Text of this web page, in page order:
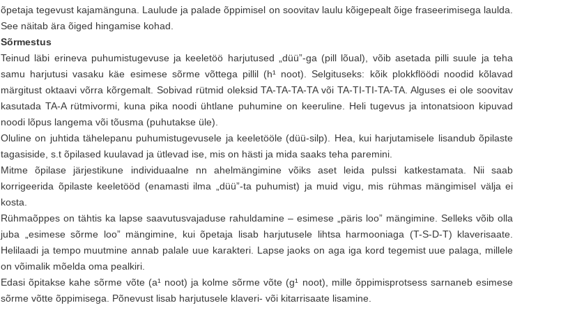
õpetaja tegevust kajamänguna. Laulude ja palade õppimisel on soovitav laulu kõigepealt õige fraseerimisega laulda.
See näitab ära õiged hingamise kohad.
Sõrmestus
Teinud läbi erineva puhumistugevuse ja keeletöö harjutused „düü”-ga (pill lõual), võib asetada pilli suule ja teha
samu harjutusi vasaku käe esimese sõrme võttega pillil (h¹ noot). Selgituseks: kõik plokkflöödi noodid kõlavad
märgitust oktaavi võrra kõrgemalt. Sobivad rütmid oleksid TA-TA-TA-TA või TA-TI-TI-TA-TA. Alguses ei ole soovitav
kasutada TA-A rütmivormi, kuna pika noodi ühtlane puhumine on keeruline. Heli tugevus ja intonatsioon kipuvad
noodi lõpus langema või tõusma (puhutakse üle).
Oluline on juhtida tähelepanu puhumistugevusele ja keeletööle (düü-silp). Hea, kui harjutamisele lisandub õpilaste
tagasiside, s.t õpilased kuulavad ja ütlevad ise, mis on hästi ja mida saaks teha paremini.
Mitme õpilase järjestikune individuaalne nn ahelmängimine võiks aset leida pulssi katkestamata. Nii saab
korrigeerida õpilaste keeletööd (enamasti ilma „düü”-ta puhumist) ja muid vigu, mis rühmas mängimisel välja ei
kosta.
Rühmaõppes on tähtis ka lapse saavutusvajaduse rahuldamine – esimese „päris loo” mängimine. Selleks võib olla
juba „esimese sõrme loo” mängimine, kui õpetaja lisab harjutusele lihtsa harmooniaga (T-S-D-T) klaverisaate.
Helilaadi ja tempo muutmine annab palale uue karakteri. Lapse jaoks on aga iga kord tegemist uue palaga, millele
on võimalik mõelda oma pealkiri.
Edasi õpitakse kahe sõrme võte (a¹ noot) ja kolme sõrme võte (g¹ noot), mille õppimisprotsess sarnaneb esimese
sõrme võtte õppimisega. Põnevust lisab harjutusele klaveri- või kitarrisaate lisamine.